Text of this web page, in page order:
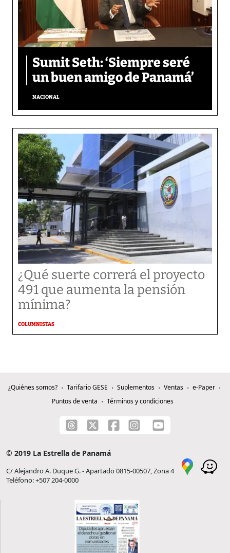
Sumit Seth: ‘Siempre seré
un buen amigo de Panamá’
NACIONAL
¿Qué suerte correrá el proyecto
491 que aumenta la pensión
mínima?
COLUMNISTAS
¿Quiénes somos? Tarifario GESE Suplementos Ventas
e-Paper
Puntos de venta
Términos y condiciones
© 2019 La Estrella de Panamá
C/ Alejandro A. Duque G. - Apartado 0815-00507, Zona 4
Teléfono: +507 204-0000